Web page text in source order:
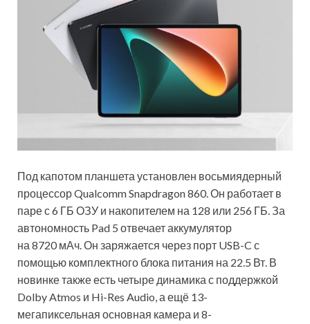
Под капотом планшета установлен восьмиядерный
процессор Qualcomm Snapdragon 860. Он работает в
паре с 6 ГБ ОЗУ и накопителем на 128 или 256 ГБ. За
автономность Pad 5 отвечает аккумулятор
на 8720 мАч. Он заряжается через порт USB-C с
помощью комплектного блока питания на 22.5 Вт. В
новинке также есть четыре динамика с поддержкой
Dolby Atmos и Hi-Res Audio, а ещё 13-
мегапиксельная основная камера и 8-